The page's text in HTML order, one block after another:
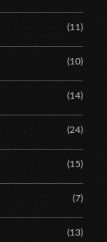
(11)
(10)
(14)
(24)
(15)
(7)
(13)